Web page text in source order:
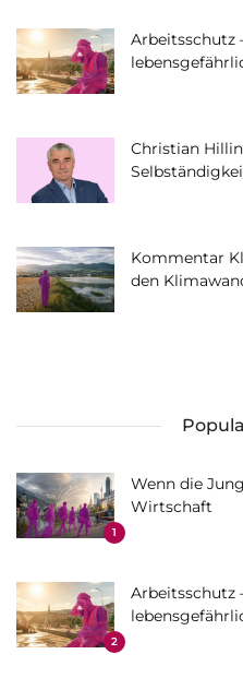
Arbeitsschutz
Christian
Kommentar
den
1
Wenn die
Wirtschaft
2
Arbeitsschutz